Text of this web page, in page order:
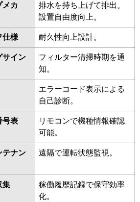
メカ
排水を持ち上げて排出。
設置自由度向上。
仕様 耐久性向上設計。
サイン
フィルター清掃時期を通
知。
エラーコード表示による
自己診断。
号表
リモコンで機種情報確認
可能。
テナン
遠隔で運転状態監視。
集
稼働履歴記録で保守効率
化。